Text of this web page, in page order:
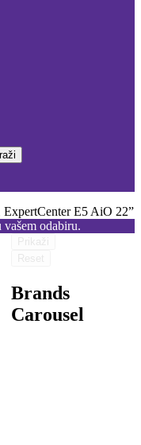
E5 AiO 22”
odabiru.
Brands
Carousel